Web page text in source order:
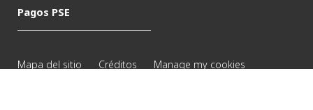
Pagos PSE
Mapa del sitio Créditos Manage my cookies